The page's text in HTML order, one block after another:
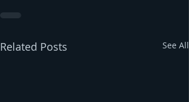
Related Posts See All